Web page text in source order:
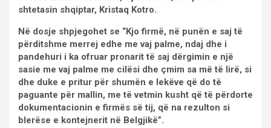
shtetasin shqiptar, Kristaq Kotro.
Në dosje shpjegohet se “Kjo firmë, në punën e saj të
përditshme merrej edhe me vaj palme, ndaj dhe i
pandehuri i ka ofruar pronarit të saj dërgimin e një
sasie me vaj palme me cilësi dhe çmim sa më të lirë, si
dhe duke e pritur për shumën e lekëve që do të
paguante për mallin, me të vetmin kusht që të përdorte
dokumentacionin e firmës së tij, që na rezulton si
blerëse e kontejnerit në Belgjikë”.